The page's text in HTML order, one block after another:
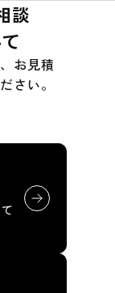
談
お見積
さい。